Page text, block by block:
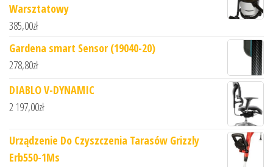
Warsztatowy
385,00zł
Gardena smart Sensor (19040-20)
278,80zł
DIABLO V-DYNAMIC
2 197,00zł
Urządzenie Do Czyszczenia Tarasów Grizzly
Erb550-1Ms